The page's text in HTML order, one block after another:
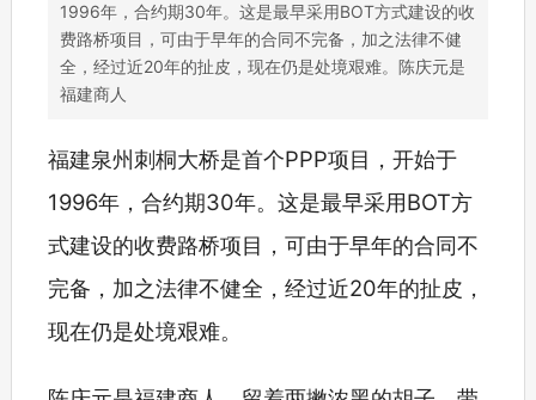
1996年，合约期30年。这是最早采用BOT方式建设的收
费路桥项目，可由于早年的合同不完备，加之法律不健
全，经过近20年的扯皮，现在仍是处境艰难。陈庆元是
福建商人
福建泉州刺桐大桥是首个PPP项目，开始于
1996年，合约期30年。这是最早采用BOT方
式建设的收费路桥项目，可由于早年的合同不
完备，加之法律不健全，经过近20年的扯皮，
现在仍是处境艰难。